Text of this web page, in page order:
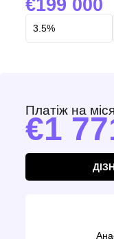
199 000
Платіж на
1